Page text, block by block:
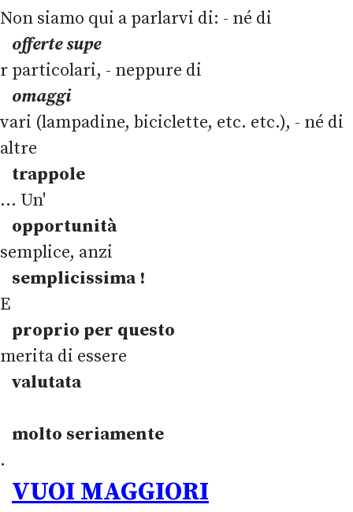
Non siamo qui a parlarvi di: - né di
offerte supe
r particolari, - neppure di
omaggi
vari (lampadine, biciclette, etc. etc.), - né di
altre
trappole
... Un'
opportunità
semplice, anzi
semplicissima !
E
proprio per questo
merita di essere
valutata
molto seriamente
.
VUOI MAGGIORI